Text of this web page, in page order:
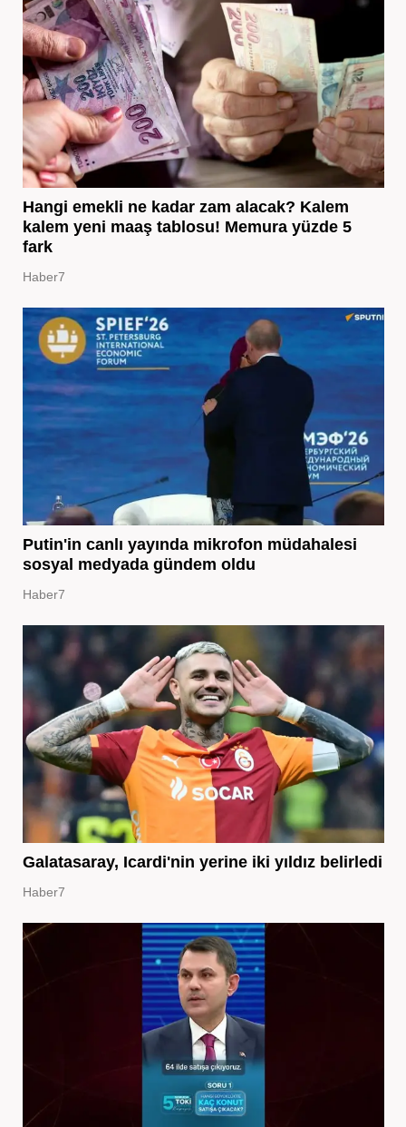
Hangi emekli ne kadar zam alacak? Kalem
kalem yeni maaş tablosu! Memura yüzde 5
fark
Haber7
Putin'in canlı yayında mikrofon müdahalesi
sosyal medyada gündem oldu
Haber7
Galatasaray, Icardi'nin yerine iki yıldız belirledi
Haber7